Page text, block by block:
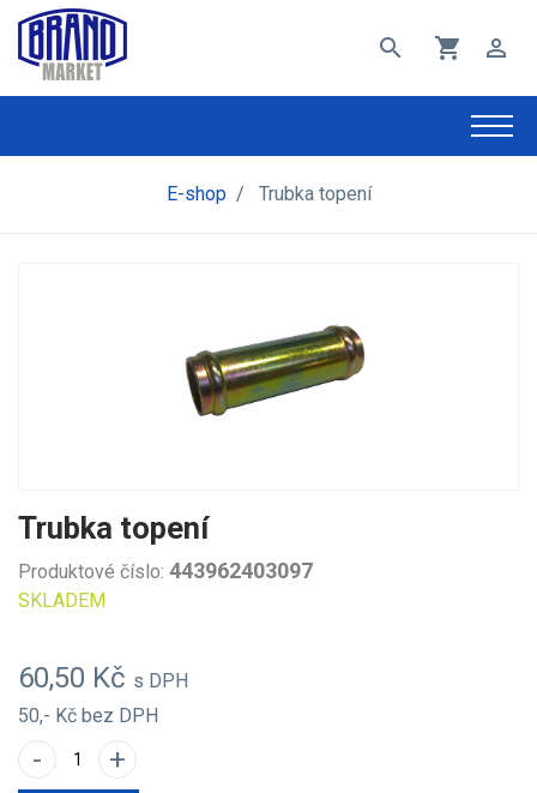
search shopping_cart perm_identity
E-shop / Trubka topení
Trubka topení
Produktové číslo: 443962403097
SKLADEM
60,50 Kč s DPH
50,- Kč bez DPH
- +